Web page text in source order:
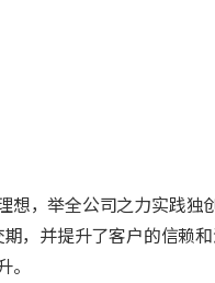
，举全公司之力实践独
，并提升了客户的信赖